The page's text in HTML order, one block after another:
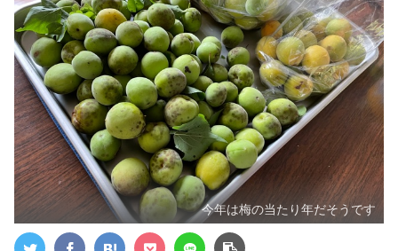
今年は梅の当たり年だそうです